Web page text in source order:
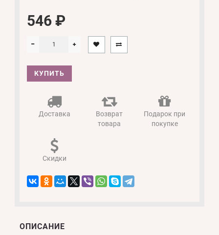
546 ₽
КУПИТЬ
Доставка
Возврат
товара
Подарок при
покупке
Скидки
ОПИСАНИЕ